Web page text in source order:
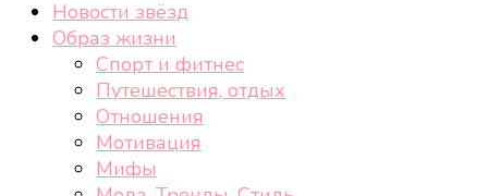
Новости звёзд
Образ жизни
Спорт и фитнес
Путешествия, отдых
Отношения
Мотивация
Мифы